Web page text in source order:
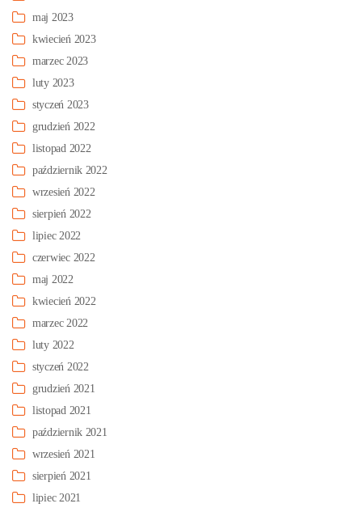
maj 2023
kwiecień 2023
marzec 2023
luty 2023
styczeń 2023
grudzień 2022
listopad 2022
październik 2022
wrzesień 2022
sierpień 2022
lipiec 2022
czerwiec 2022
maj 2022
kwiecień 2022
marzec 2022
luty 2022
styczeń 2022
grudzień 2021
listopad 2021
październik 2021
wrzesień 2021
sierpień 2021
lipiec 2021